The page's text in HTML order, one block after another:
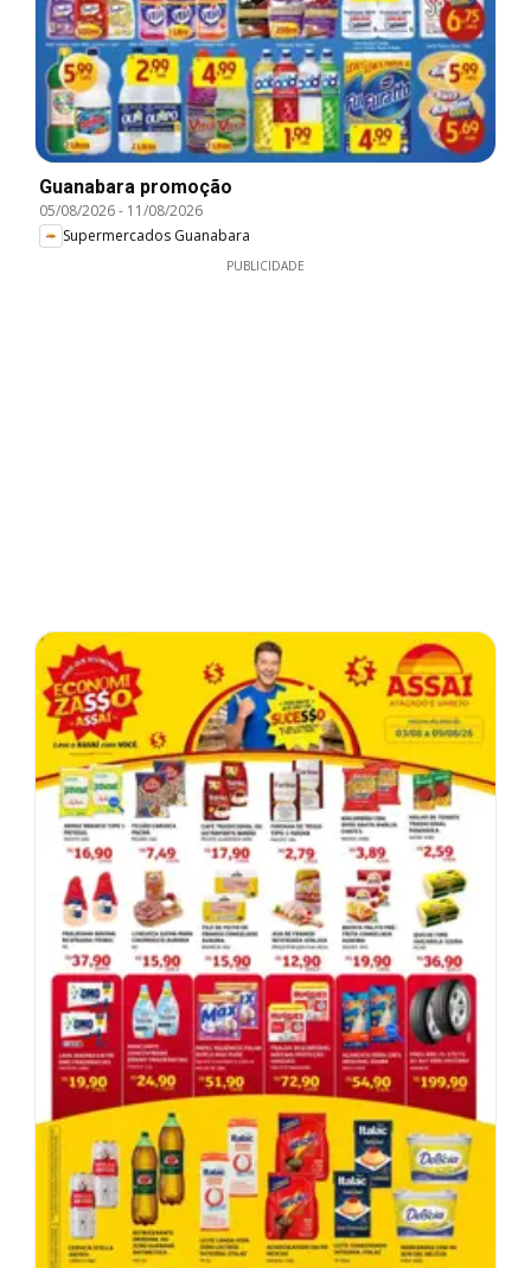
Guanabara promoção
05/08/2026- 11/08/2026
Supermercados Guanabara
PUBLICIDADE